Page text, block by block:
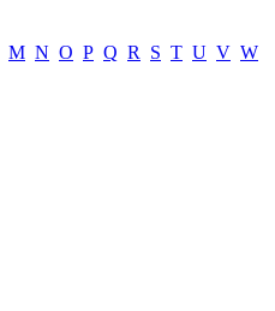
M N O P Q R S T U V W